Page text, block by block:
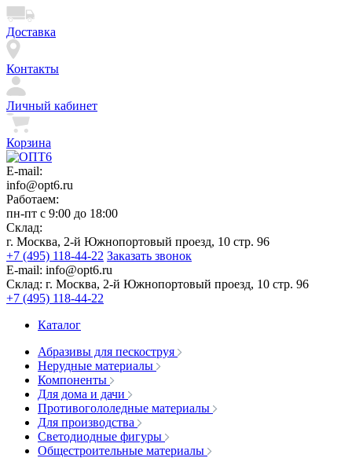
Доставка
Контакты
Личный кабинет
Корзина
E-mail:
info@opt6.ru
Работаем:
пн-пт с 9:00 до 18:00
Склад:
г. Москва, 2-й Южнопортовый проезд, 10 стр. 96
+7 (495) 118-44-22 Заказать звонок
E-mail: info@opt6.ru
Склад: г. Москва, 2-й Южнопортовый проезд, 10 стр. 96
+7 (495) 118-44-22
Каталог
Абразивы для пескоструя
Нерудные материалы
Компоненты
Для дома и дачи
Противогололедные материалы
Для производства
Светодиодные фигуры
Общестроительные материалы